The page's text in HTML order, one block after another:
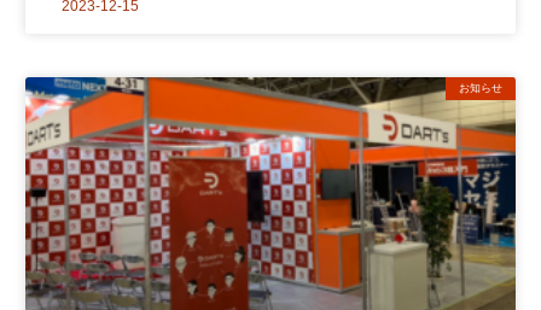
2023-12-15
お知らせ